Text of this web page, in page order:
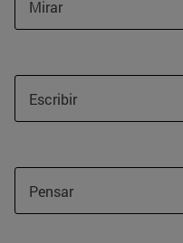
Mirar
Escribir
Pensar